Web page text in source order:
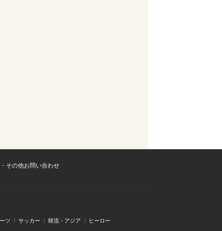
その他お問い合わせ
ツ サッカー 韓流・アジア ヒーロー